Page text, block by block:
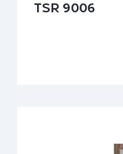
TSR 9006